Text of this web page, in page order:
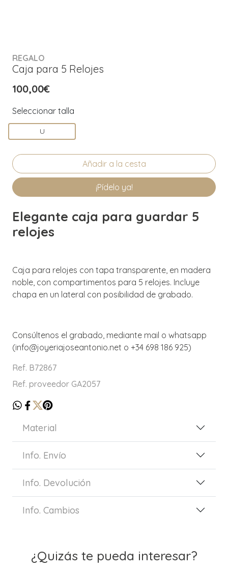
REGALO
Caja para 5 Relojes
100,00€
Seleccionar talla
U
¡Pídelo ya!
Elegante caja para guardar 5
relojes
Caja para relojes con tapa transparente, en madera
noble, con compartimentos para 5 relojes. Incluye
chapa en un lateral con posibilidad de grabado.
Consúltenos el grabado, mediante mail o whatsapp
(info@joyeriajoseantonio.net o +34 698 186 925)
Ref. B72867
Ref. proveedor GA2057
Material
Info. Envío
Info. Devolución
Info. Cambios
¿Quizás te pueda interesar?